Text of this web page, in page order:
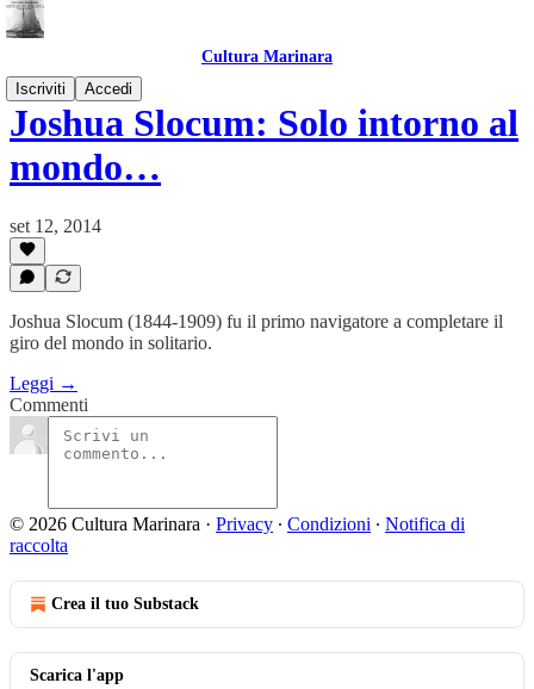
Cultura Marinara
Iscriviti
Accedi
Joshua Slocum: Solo intorno al
mondo…
set 12, 2014
Joshua Slocum (1844-1909) fu il primo navigatore a completare il
giro del mondo in solitario.
Leggi →
Commenti
© 2026 Cultura Marinara · Privacy ∙ Condizioni ∙ Notifica di
raccolta
Crea il tuo Substack
Scarica l'app